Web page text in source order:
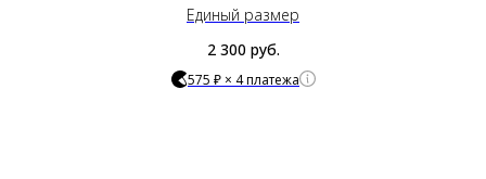
Единый размер
2 300 руб.
575 ₽ × 4 платежа